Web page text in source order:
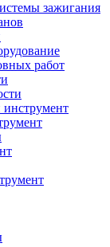
зажигания
работ